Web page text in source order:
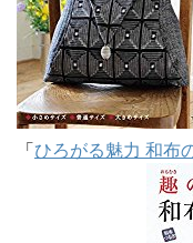
「 ひろがる魅力 和布